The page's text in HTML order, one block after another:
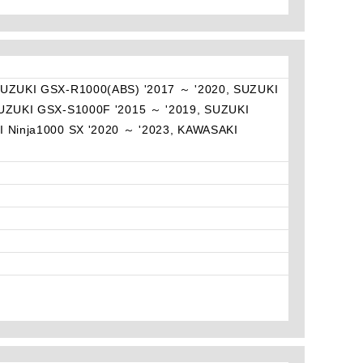
GSX-R1000(ABS) '2017 ～ '2020, SUZUKI
GSX-S1000F '2015 ～ '2019, SUZUKI
SX '2020 ～ '2023, KAWASAKI